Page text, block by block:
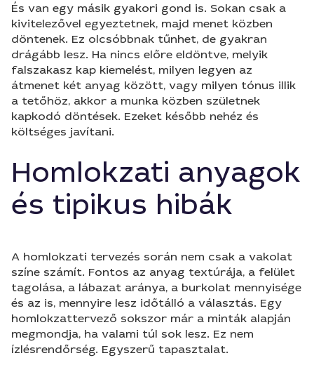
És van egy másik gyakori gond is. Sokan csak a
kivitelezővel egyeztetnek, majd menet közben
döntenek. Ez olcsóbbnak tűnhet, de gyakran
drágább lesz. Ha nincs előre eldöntve, melyik
falszakasz kap kiemelést, milyen legyen az
átmenet két anyag között, vagy milyen tónus illik
a tetőhöz, akkor a munka közben születnek
kapkodó döntések. Ezeket később nehéz és
költséges javítani.
Homlokzati anyagok
és tipikus hibák
A homlokzati tervezés során nem csak a vakolat
színe számít. Fontos az anyag textúrája, a felület
tagolása, a lábazat aránya, a burkolat mennyisége
és az is, mennyire lesz időtálló a választás. Egy
homlokzattervező sokszor már a minták alapján
megmondja, ha valami túl sok lesz. Ez nem
ízlésrendőrség. Egyszerű tapasztalat.